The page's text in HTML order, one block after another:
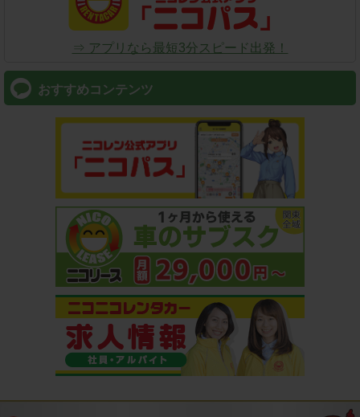
⇒ アプリなら最短3分スピード出発！
おすすめコンテンツ